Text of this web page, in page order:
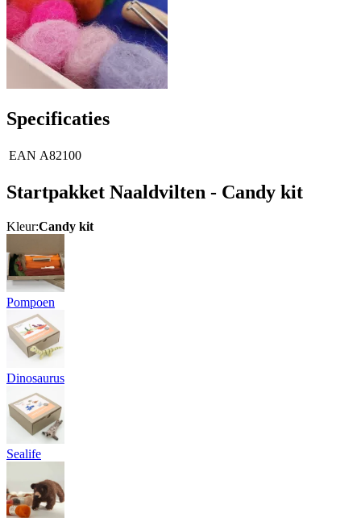
Specificaties
EAN A82100
Startpakket Naaldvilten - Candy kit
Kleur:Candy kit
Pompoen
Dinosaurus
Sealife